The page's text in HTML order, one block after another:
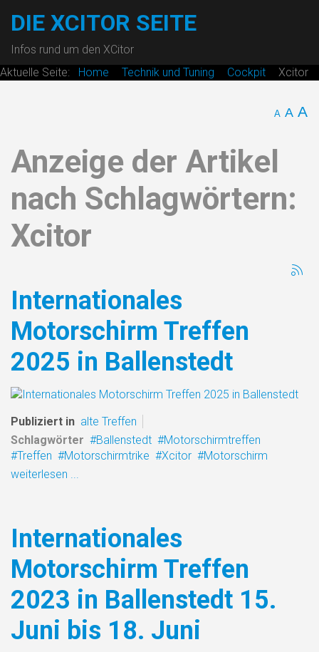
DIE XCITOR SEITE
Infos rund um den XCitor
Aktuelle Seite:
Home Technik und Tuning Cockpit Xcitor
A A A
Anzeige der Artikel
nach Schlagwörtern:
Xcitor
Internationales
Motorschirm Treffen
2025 in Ballenstedt
Publiziert in alte Treffen
Schlagwörter
Ballenstedt
Motorschirmtreffen
Treffen
Motorschirmtrike Xcitor
Motorschirm
weiterlesen ...
Internationales
Motorschirm Treffen
2023 in Ballenstedt 15.
Juni bis 18. Juni